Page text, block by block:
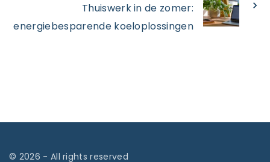
Thuiswerk in de zomer:
energiebesparende koeloplossingen
© 2026 - All rights reserved